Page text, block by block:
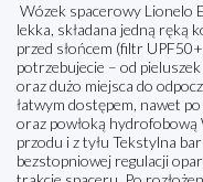
Wózek spacerowy Lionelo
lekka, składana jedną ręką
przed słońcem (filtr
potrzebujecie – od
oraz dużo miejsca do
łatwym dostępem, nawet
oraz powłoką hydrofobową
przodu i z tyłu Tekstylna
bezstopniowej regulacji